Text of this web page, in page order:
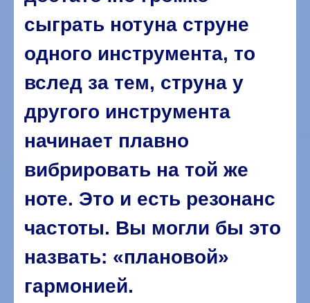
сыграть нотуна струне
одного инструмента, то
вслед за тем, струна у
другого инструмента
начинает плавно
вибрировать на той же
ноте. Это и есть резонанс
частоты. Вы могли бы это
назвать: «плановой»
гармонией.